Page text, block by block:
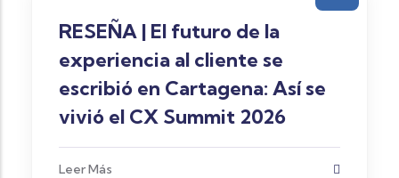
RESEÑA | El futuro de la
experiencia al cliente se
escribió en Cartagena: Así se
vivió el CX Summit 2026
Leer Más